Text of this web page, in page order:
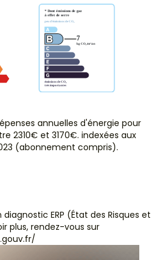
annuelles d'énergie pour
2310€ et 3170€. indexées aux
(abonnement compris).
ERP (État des Risques et
plus, rendez-vous sur